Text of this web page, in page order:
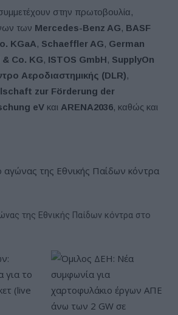
στην πρωτοβουλία,
των Mercedes-Benz AG, BASF
KGaA, Schaeffler AG, German
Co. KG, ISTOS GmbH, SupplyOn
Αεροδιαστημικής (DLR),
zur Förderung der
eV και ARENA2036, καθώς και
της Εθνικής Παίδων κόντρα στο